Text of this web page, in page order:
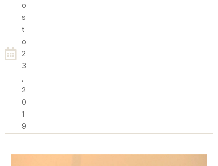
O
S
T
O
2
3
,
2
0
1
9